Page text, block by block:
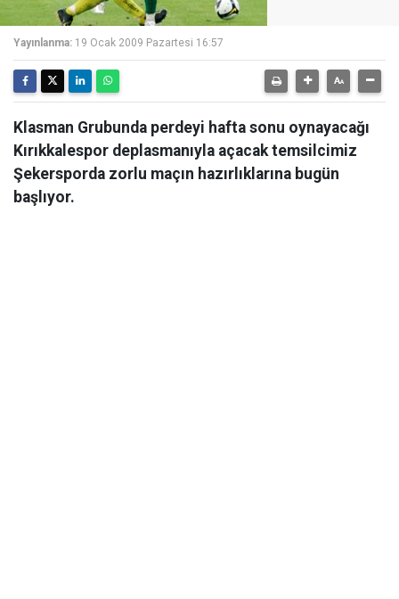
Yayınlanma: 19 Ocak 2009 Pazartesi 16:57
Klasman Grubunda perdeyi hafta sonu oynayacağı
Kırıkkalespor deplasmanıyla açacak temsilcimiz
Şekersporda zorlu maçın hazırlıklarına bugün
başlıyor.